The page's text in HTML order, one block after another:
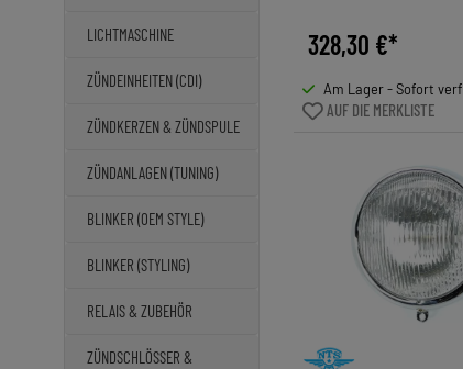
LICHTMASCHINE
ZÜNDEINHEITEN (CDI)
ZÜNDKERZEN & ZÜNDSPULE
ZÜNDANLAGEN (TUNING)
BLINKER (OEM STYLE)
BLINKER (STYLING)
RELAIS & ZUBEHÖR
ZÜNDSCHLÖSSER &
328,30 €*
Am Lager - Sofort
AUF DIE MERKLISTE